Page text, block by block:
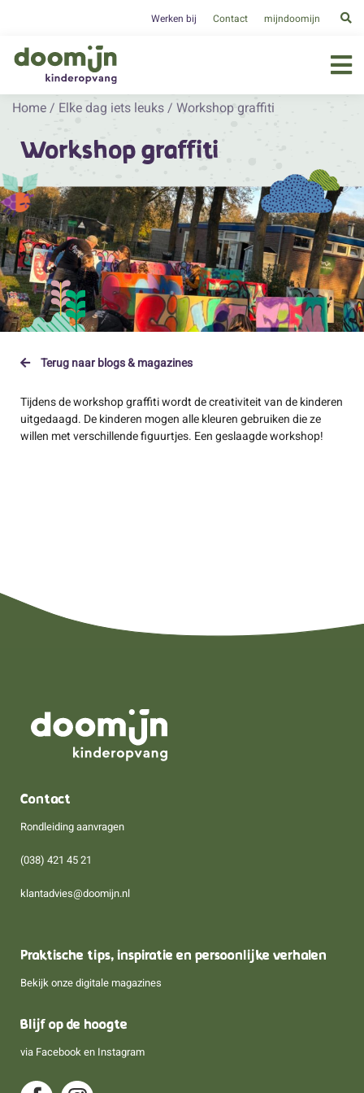
Werken bij Contact mijndoomijn
Home / Elke dag iets leuks / Workshop graffiti
Workshop graffiti
Terug naar blogs & magazines
Tijdens de workshop graffiti wordt de creativiteit van de kinderen
uitgedaagd. De kinderen mogen alle kleuren gebruiken die ze
willen met verschillende figuurtjes. Een geslaagde workshop!
Contact
Rondleiding aanvragen
(038) 421 45 21
klantadvies@doomijn.nl
Praktische tips, inspiratie en persoonlijke verhalen
Bekijk onze digitale magazines
Blijf op de hoogte
via Facebook en Instagram